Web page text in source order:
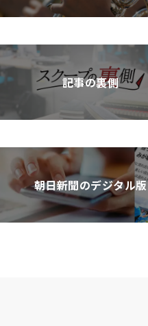
記事の裏側
朝日新聞のデジタル版